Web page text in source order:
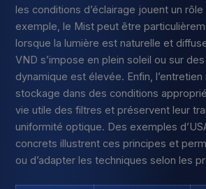
les conditions d’éclairage jouent un
exemple, le Mist peut être
lorsque la lumière est naturelle et
VND s’impose en plein soleil ou sur
dynamique est élevée. Enfin,
stockage dans des conditions
vie utile des filtres et préservent leur
uniformité optique. Des exemples
concrets illustrent ces principes et
ou d’adapter les techniques selon les